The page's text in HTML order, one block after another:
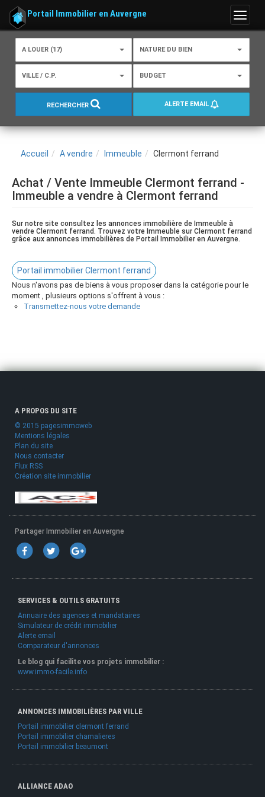
Menu
Portail Immobilier en Auvergne
A LOUER (17) NATURE DU BIEN
VILLE / C.P. BUDGET
RECHERCHER ALERTE EMAIL
Accueil A vendre Immeuble Clermont ferrand
Achat / Vente Immeuble Clermont ferrand -
Immeuble a vendre à Clermont ferrand
Sur notre site consultez les annonces immobilière de Immeuble à
vendre Clermont ferrand. Trouvez votre Immeuble sur Clermont ferrand
grâce aux annonces immobilières de Portail Immobilier en Auvergne.
Portail immobilier Clermont ferrand
Nous n'avons pas de biens à vous proposer dans la catégorie pour le
moment , plusieurs options s'offrent à vous :
Transmettez-nous votre demande
A PROPOS DU SITE
© 2015 pagesimmoweb
Mentions légales
Plan du site
Nous contacter
Flux RSS
Création site immobilier
Partager Immobilier en Auvergne
SERVICES & OUTILS GRATUITS
Annuaire des agences et mandataires
Simulateur de crédit immobilier
Alerte email
Comparateur d'annonces
Le blog qui facilite vos projets immobilier :
www.immo-facile.info
ANNONCES IMMOBILIÈRES PAR VILLE
Portail immobilier clermont ferrand
Portail immobilier chamalieres
Portail immobilier beaumont
ALLIANCE ADAO